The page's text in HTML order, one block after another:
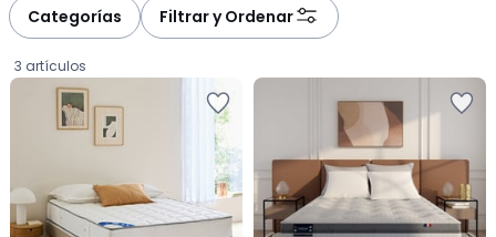
Categorías Filtrar y Ordenar
3 artículos